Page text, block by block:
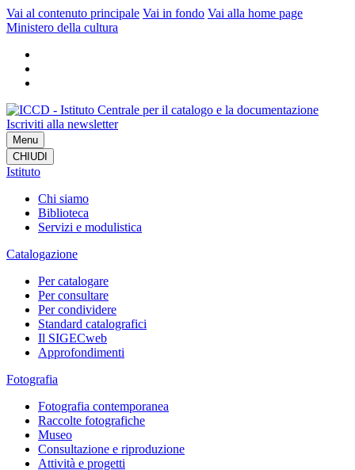
Vai al contenuto principale Vai in fondo Vai alla home page
Ministero della cultura
Iscriviti alla newsletter
Menu
CHIUDI
Istituto
Chi siamo
Biblioteca
Servizi e modulistica
Catalogazione
Per catalogare
Per consultare
Per condividere
Standard catalografici
Il SIGECweb
Approfondimenti
Fotografia
Fotografia contemporanea
Raccolte fotografiche
Museo
Consultazione e riproduzione
Attività e progetti